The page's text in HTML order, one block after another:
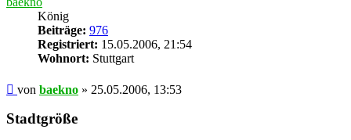
König
Beiträge: 976
Registriert: 15.05.2006, 21:54
Wohnort: Stuttgart
Beitrag
von baekno » 25.05.2006, 13:53
Stadtgröße